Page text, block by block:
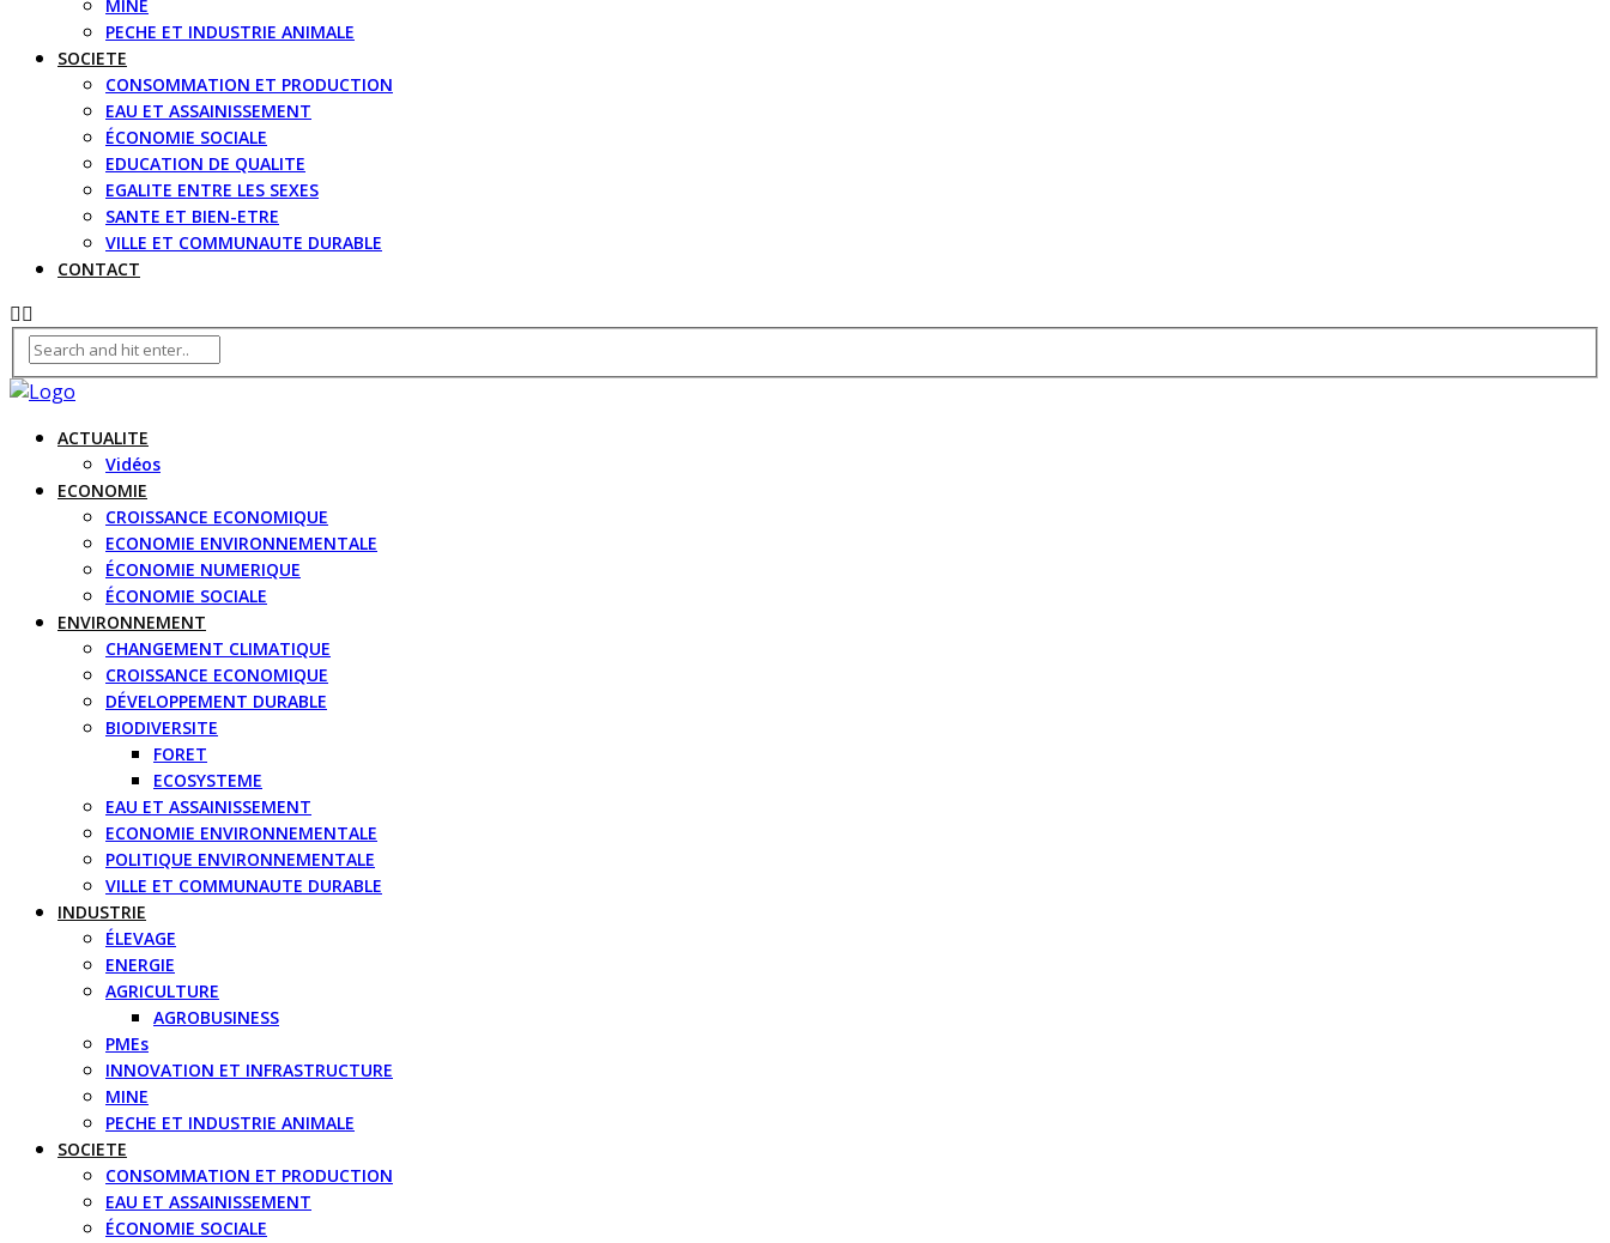
MINE
PECHE ET INDUSTRIE ANIMALE
SOCIETE
CONSOMMATION ET PRODUCTION
EAU ET ASSAINISSEMENT
ÉCONOMIE SOCIALE
EDUCATION DE QUALITE
EGALITE ENTRE LES SEXES
SANTE ET BIEN-ETRE
VILLE ET COMMUNAUTE DURABLE
CONTACT
ACTUALITE
Vidéos
ECONOMIE
CROISSANCE ECONOMIQUE
ECONOMIE ENVIRONNEMENTALE
ÉCONOMIE NUMERIQUE
ÉCONOMIE SOCIALE
ENVIRONNEMENT
CHANGEMENT CLIMATIQUE
CROISSANCE ECONOMIQUE
DÉVELOPPEMENT DURABLE
BIODIVERSITE
FORET
ECOSYSTEME
EAU ET ASSAINISSEMENT
ECONOMIE ENVIRONNEMENTALE
POLITIQUE ENVIRONNEMENTALE
VILLE ET COMMUNAUTE DURABLE
INDUSTRIE
ÉLEVAGE
ENERGIE
AGRICULTURE
AGROBUSINESS
PMEs
INNOVATION ET INFRASTRUCTURE
MINE
PECHE ET INDUSTRIE ANIMALE
SOCIETE
CONSOMMATION ET PRODUCTION
EAU ET ASSAINISSEMENT
ÉCONOMIE SOCIALE